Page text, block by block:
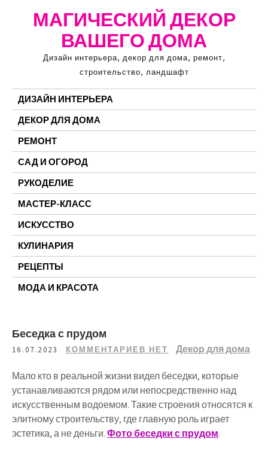
МАГИЧЕСКИЙ ДЕКОР
ВАШЕГО ДОМА
Дизайн интерьера, декор для дома, ремонт,
строительство, ландшафт
ДИЗАЙН ИНТЕРЬЕРА
ДЕКОР ДЛЯ ДОМА
РЕМОНТ
САД И ОГОРОД
РУКОДЕЛИЕ
МАСТЕР-КЛАСС
ИСКУССТВО
КУЛИНАРИЯ
РЕЦЕПТЫ
МОДА И КРАСОТА
Беседка с прудом
16.07.2023 КОММЕНТАРИЕВ НЕТ Декор для дома
Мало кто в реальной жизни видел беседки, которые
устанавливаются рядом или непосредственно над
искусственным водоемом. Такие строения относятся к
элитному строительству, где главную роль играет
эстетика, а не деньги.Фото беседки с прудом.